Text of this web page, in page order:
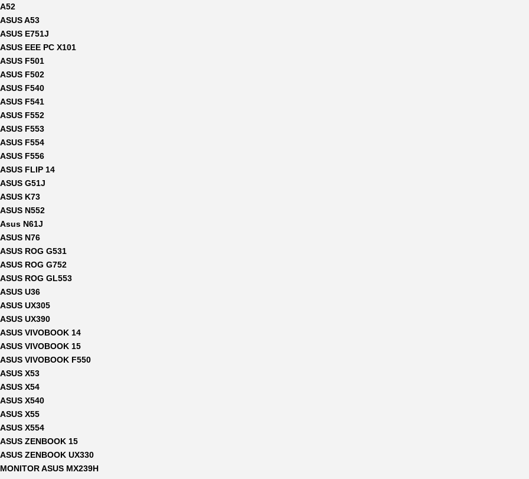
A52
ASUS A53
ASUS E751J
ASUS EEE PC X101
ASUS F501
ASUS F502
ASUS F540
ASUS F541
ASUS F552
ASUS F553
ASUS F554
ASUS F556
ASUS FLIP 14
ASUS G51J
ASUS K73
ASUS N552
Asus N61J
ASUS N76
ASUS ROG G531
ASUS ROG G752
ASUS ROG GL553
ASUS U36
ASUS UX305
ASUS UX390
ASUS VIVOBOOK 14
ASUS VIVOBOOK 15
ASUS VIVOBOOK F550
ASUS X53
ASUS X54
ASUS X540
ASUS X55
ASUS X554
ASUS ZENBOOK 15
ASUS ZENBOOK UX330
MONITOR ASUS MX239H